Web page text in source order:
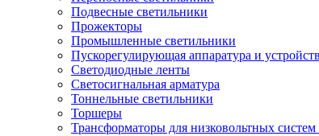
Подвесные светильники
Прожекторы
Промышленные светильники
Пускорегулирующая аппаратура и
Светодиодные ленты
Светосигнальная арматура
Тоннельные светильники
Торшеры
Трансформаторы для низковольтных